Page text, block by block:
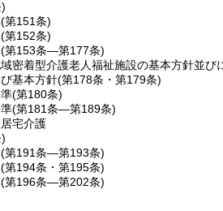
(第151条)
(第152条)
(第153条―第177条)
密着型介護老人福祉施設の基本方針並び
基本方針(第178条・第179条)
(第180条)
(第181条―第189条)
宅介護
(第191条―第193条)
(第194条・第195条)
(第196条―第202条)